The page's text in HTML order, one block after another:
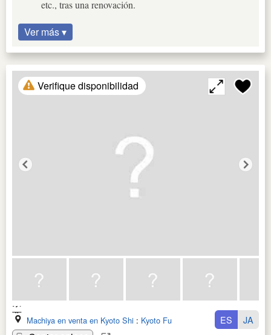
etc., tras una renovación.
Ver más ▾
Verifique disponibilidad
Machiya en venta en Kyoto Shi : Kyoto Fu ES JA